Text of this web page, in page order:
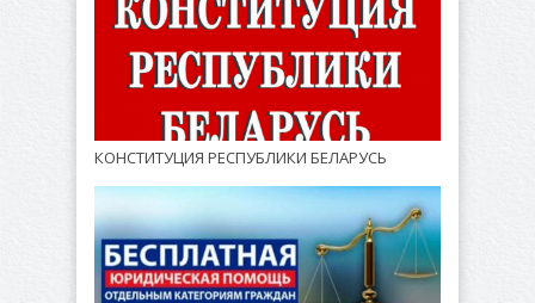
КОНСТИТУЦИЯ РЕСПУБЛИКИ БЕЛАРУСЬ